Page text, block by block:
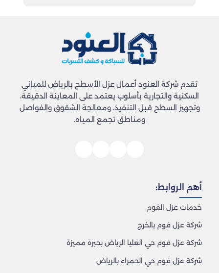
تقدم شركة العنود أعمال عزل الأسطح بالرياض للمباني
السكنية والتجارية بأسلوب يعتمد على المعاينة الدقيقة،
وتجهيز السطح قبل التنفيذ، ومعالجة الشقوق والفواصل
ومناطق تجمع المياه.
أهم الروابط:
خدمات عزل الفوم
شركة عزل فوم بالخرج
شركة عزل فوم حي العليا الرياض بخبرة مميزة
شركة عزل فوم حي الحمراء بالرياض